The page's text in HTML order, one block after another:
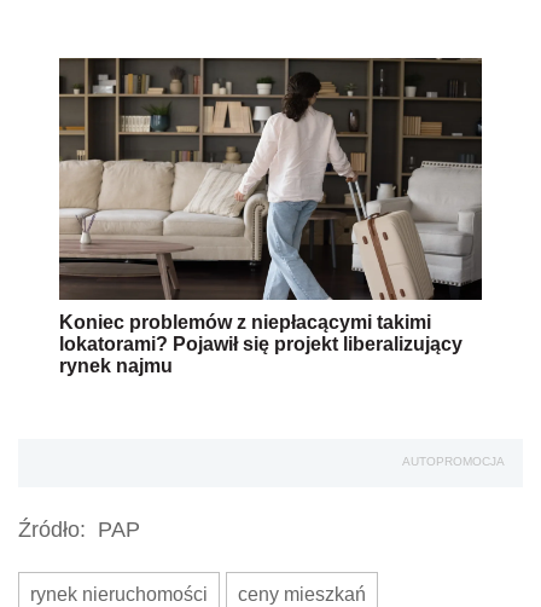
Koniec problemów z niepłacącymi takimi
lokatorami? Pojawił się projekt liberalizujący
rynek najmu
AUTOPROMOCJA
Źródło: PAP
rynek nieruchomości ceny mieszkań